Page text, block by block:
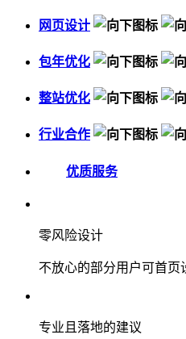
网页设计
包年优化
整站优化
行业合作
优质服务
零风险设计
不放心的部分用户可首页
专业且落地的建议